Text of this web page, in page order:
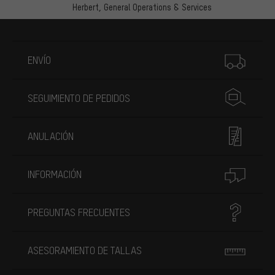
Herbert, General Operations & Services
ENVÍO
SEGUIMIENTO DE PEDIDOS
ANULACIÓN
INFORMACIÓN
PREGUNTAS FRECUENTES
ASESORAMIENTO DE TALLAS